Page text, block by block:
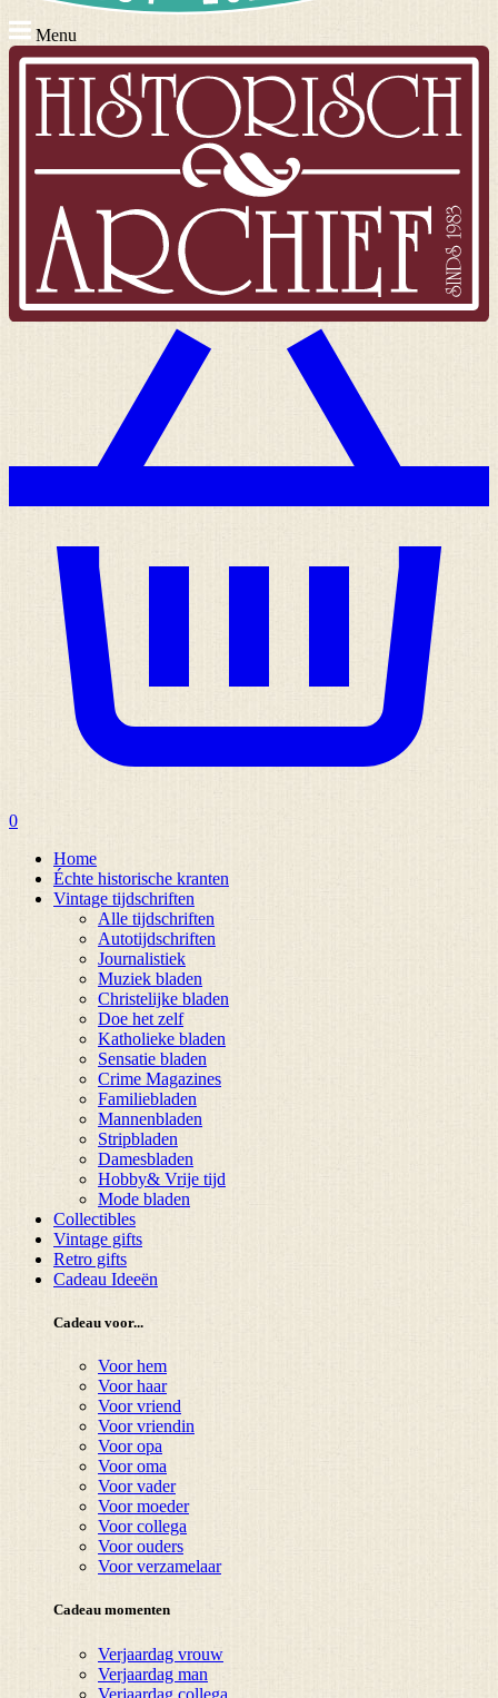
Menu
0
Home
Échte historische kranten
Vintage tijdschriften
Alle tijdschriften
Autotijdschriften
Journalistiek
Muziek bladen
Christelijke bladen
Doe het zelf
Katholieke bladen
Sensatie bladen
Crime Magazines
Familiebladen
Mannenbladen
Stripbladen
Damesbladen
Hobby& Vrije tijd
Mode bladen
Collectibles
Vintage gifts
Retro gifts
Cadeau Ideeën
Cadeau voor...
Voor hem
Voor haar
Voor vriend
Voor vriendin
Voor opa
Voor oma
Voor vader
Voor moeder
Voor collega
Voor ouders
Voor verzamelaar
Cadeau momenten
Verjaardag vrouw
Verjaardag man
Verjaardag collega